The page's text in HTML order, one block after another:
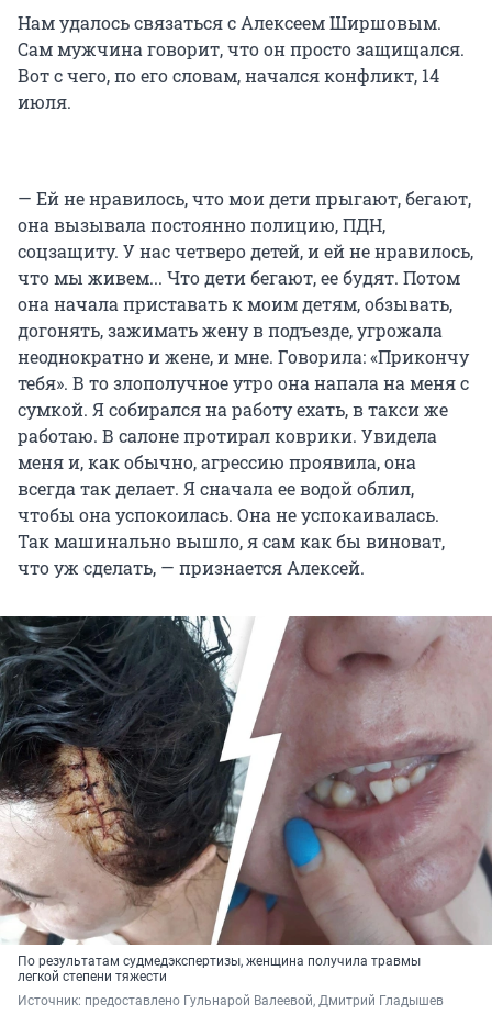
Нам удалось связаться с Алексеем Ширшовым.
Сам мужчина говорит, что он просто защищался.
Вот с чего, по его словам, начался конфликт, 14
июля.
— Ей не нравилось, что мои дети прыгают, бегают,
она вызывала постоянно полицию, ПДН,
соцзащиту. У нас четверо детей, и ей не нравилось,
что мы живем... Что дети бегают, ее будят. Потом
она начала приставать к моим детям, обзывать,
догонять, зажимать жену в подъезде, угрожала
неоднократно и жене, и мне. Говорила: «Прикончу
тебя». В то злополучное утро она напала на меня с
сумкой. Я собирался на работу ехать, в такси же
работаю. В салоне протирал коврики. Увидела
меня и, как обычно, агрессию проявила, она
всегда так делает. Я сначала ее водой облил,
чтобы она успокоилась. Она не успокаивалась.
Так машинально вышло, я сам как бы виноват,
что уж сделать, — признается Алексей.
По результатам судмедэкспертизы, женщина получила травмы
легкой степени тяжести
Источник: предоставлено Гульнарой Валеевой, Дмитрий Гладышев